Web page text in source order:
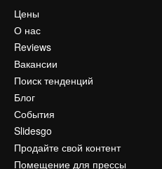
Цены
О нас
Reviews
Вакансии
Поиск тенденций
Блог
События
Slidesgo
Продайте свой контент
Помещение для прессы